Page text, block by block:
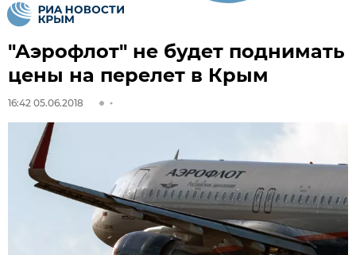
"Аэрофлот" не будет поднимать
цены на перелет в Крым
16:42 05.06.2018